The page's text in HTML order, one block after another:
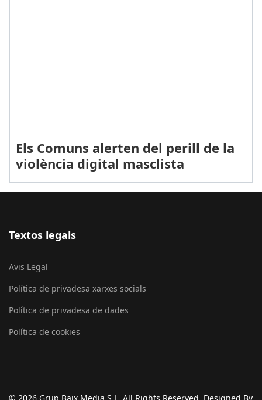
Els Comuns alerten del perill de la
violència digital masclista
Textos legals
Avis Legal
Política de privadesa xarxes socials
Política de privadesa de dades
Política de cookies